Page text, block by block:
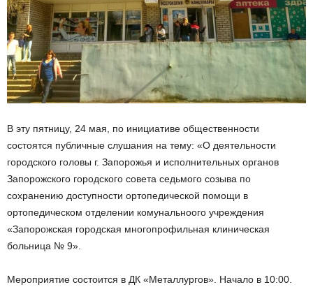
В эту пятницу, 24 мая, по инициативе общественности
состоятся публичные слушания на тему: «О деятельности
городского головы г. Запорожья и исполнительных органов
Запорожского городского совета седьмого созыва по
сохранению доступности ортопедической помощи в
ортопедическом отделении комунальноого учреждения
«Запорожская городская многопрофильная клиническая
больница № 9».
Мероприятие состоится в ДК «Металлургов». Начало в 10:00.